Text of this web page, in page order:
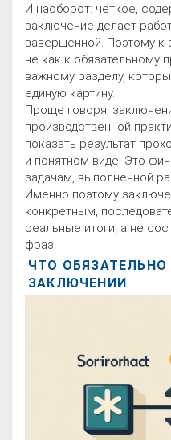
И наоборот: четкое,
заключение делает
завершенной. Поэтому к
не как к обязательному
важному разделу,
единую картину.
Проще говоря,
производственной
показать результат
и понятном виде. Это
задачам, выполненной
Именно поэтому
конкретным,
реальные итоги, а не
фраз.
ЧТО
ЗАКЛЮЧЕНИИ